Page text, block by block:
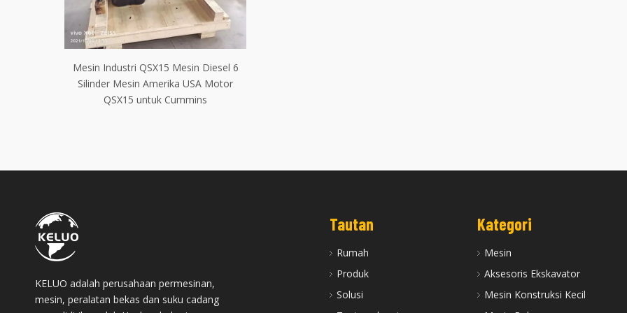
Mesin Diesel 6
KT38-M900 K38 KT38 1350hp 900hp
800 Hp Mesin Penggerak Kelautan 12
Silinder Turbocharged untuk Cummins
KELUO adalah perusahaan permesinan,
mesin, peralatan bekas dan suku cadang
Tautan
Rumah
Produk
Solusi
Kategori
Mesin
Aksesoris Ekskavator
Mesin Konstruksi Kecil